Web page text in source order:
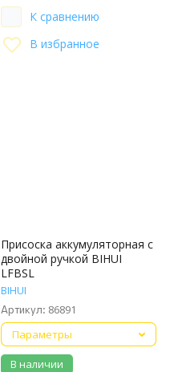
К сравнению
В избранное
Присоска аккумуляторная с
двойной ручкой BIHUI
LFBSL
BIHUI
Артикул: 86891
Параметры
В наличии